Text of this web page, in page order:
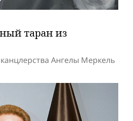
таран из
Ангелы Меркель